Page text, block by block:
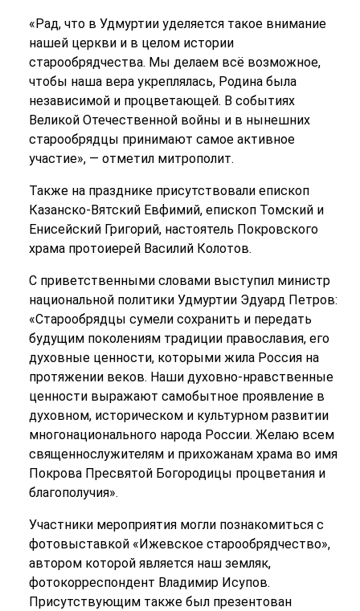
«Рад, что в Удмуртии уделяется такое внимание
нашей церкви и в целом истории
старообрядчества. Мы делаем всё возможное,
чтобы наша вера укреплялась, Родина была
независимой и процветающей. В событиях
Великой Отечественной войны и в нынешних
старообрядцы принимают самое активное
участие», — отметил митрополит.
Также на празднике присутствовали епископ
Казанско-Вятский Евфимий, епископ Томский и
Енисейский Григорий, настоятель Покровского
храма протоиерей Василий Колотов.
С приветственными словами выступил министр
национальной политики Удмуртии Эдуард Петров:
«Старообрядцы сумели сохранить и передать
будущим поколениям традиции православия, его
духовные ценности, которыми жила Россия на
протяжении веков. Наши духовно-нравственные
ценности выражают самобытное проявление в
духовном, историческом и культурном развитии
многонационального народа России. Желаю всем
священнослужителям и прихожанам храма во имя
Покрова Пресвятой Богородицы процветания и
благополучия».
Участники мероприятия могли познакомиться с
фотовыставкой «Ижевское старообрядчество»,
автором которой является наш земляк,
фотокорреспондент Владимир Исупов.
Присутствующим также был презентован